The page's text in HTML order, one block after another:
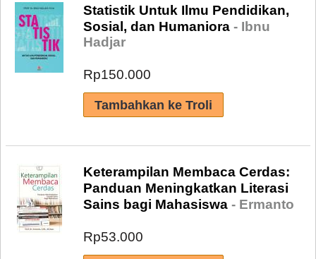
Statistik Untuk Ilmu Pendidikan,
Sosial, dan Humaniora - Ibnu
Hadjar
Rp150.000
Keterampilan Membaca Cerdas:
Panduan Meningkatkan Literasi
Sains bagi Mahasiswa - Ermanto
Rp53.000